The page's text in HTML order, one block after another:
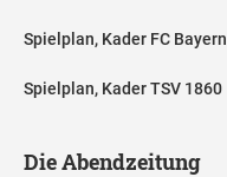
Spielplan, Kader FC Bayern
Spielplan, Kader TSV 1860
Die Abendzeitung